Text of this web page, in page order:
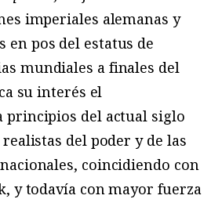
imperiales alemanas y
en pos del estatus de
mundiales a finales del
su interés el
del actual siglo
del poder y de las
coincidiendo con
y todavía con mayor fuerza